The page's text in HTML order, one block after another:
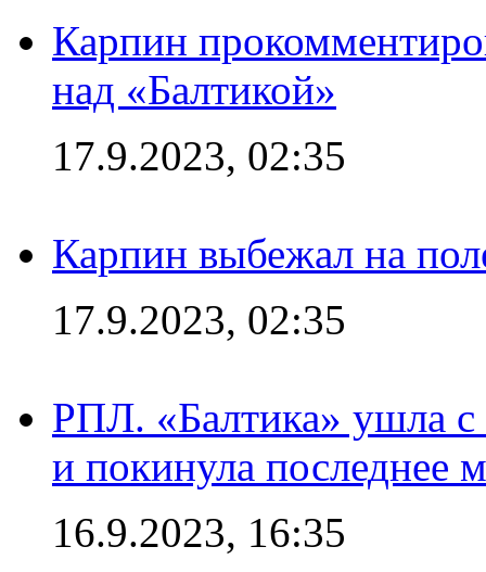
Карпин
над «Балтикой»
17.9.2023, 02:35
Карпин выбежал на
17.9.2023, 02:35
РПЛ. «Балтика» ушла с
и покинула последнее
16.9.2023, 16:35